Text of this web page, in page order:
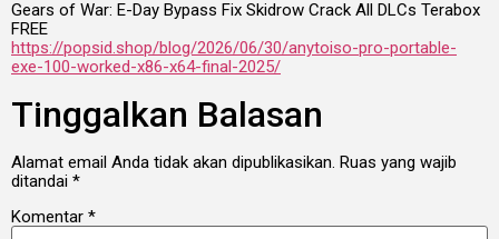
Gears of War: E-Day Bypass Fix Skidrow Crack All DLCs Terabox
FREE
https://popsid.shop/blog/2026/06/30/anytoiso-pro-portable-
exe-100-worked-x86-x64-final-2025/
Tinggalkan Balasan
Alamat email Anda tidak akan dipublikasikan. Ruas yang wajib
ditandai *
Komentar *